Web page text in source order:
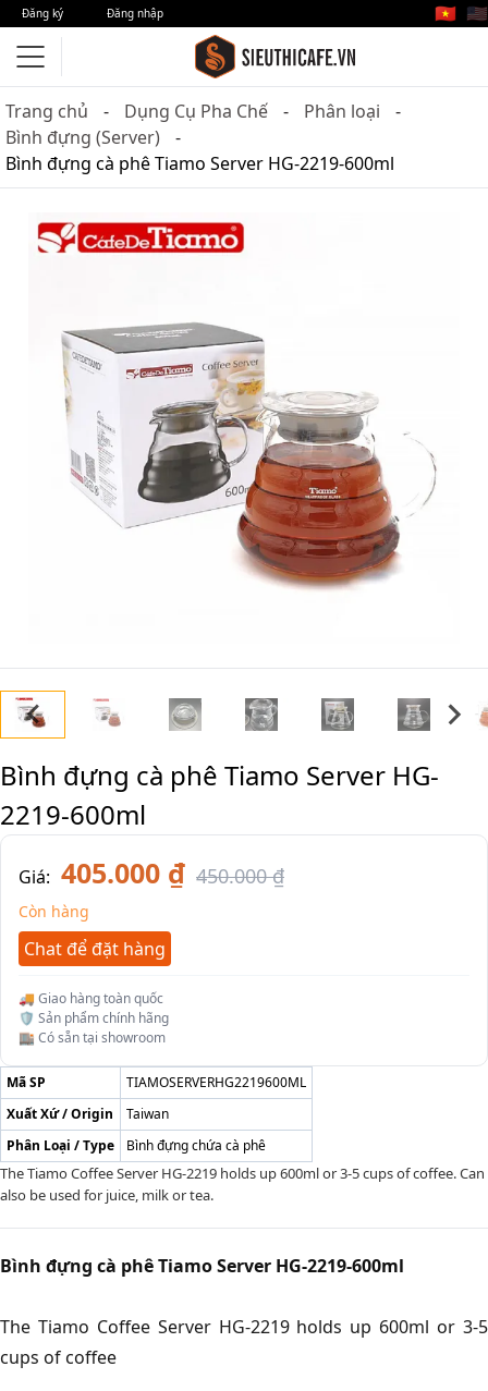
Đăng ký Đăng nhập 🇻🇳 🇺🇸
Trang chủ Dụng Cụ Pha Chế
Phân loại
Bình đựng (Server)
Bình đựng cà phê Tiamo Server HG-2219-600ml
Bình đựng cà phê Tiamo Server HG-
2219-600ml
Giá: 405.000 ₫ 450.000 ₫
Còn hàng
Chat để đặt hàng
🚚 Giao hàng toàn quốc
🛡️ Sản phẩm chính hãng
🏬 Có sẵn tại showroom
Mã SP
TIAMOSERVERHG2219600ML
Xuất Xứ / Origin
Taiwan
Phân Loại / Type
Bình đựng chứa cà phê
The Tiamo Coffee Server HG-2219 holds up 600ml or 3-5 cups of coffee. Can
also be used for juice, milk or tea.
Bình đựng cà phê Tiamo Server HG-2219-600ml
The Tiamo Coffee Server HG-2219 holds up 600ml or 3-5
cups of coffee